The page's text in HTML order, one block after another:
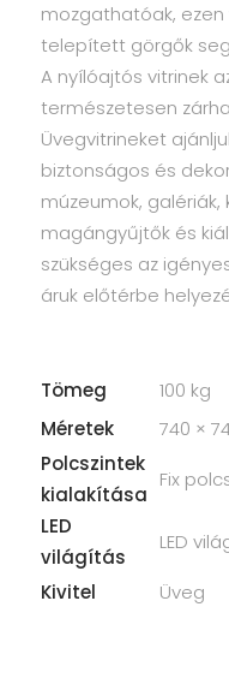
mozgathatóak,
telepített görgők
A nyílóajtós vitrinek
természetesen
Üvegvitrineket
biztonságos és
múzeumok, galériák,
magángyűjtők és
szükséges az
áruk előtérbe
Tömeg
100 kg
Méretek
740 ×
Polcszintek
kialakítása
Fix
LED
világítás
LED
Kivitel
Üveg